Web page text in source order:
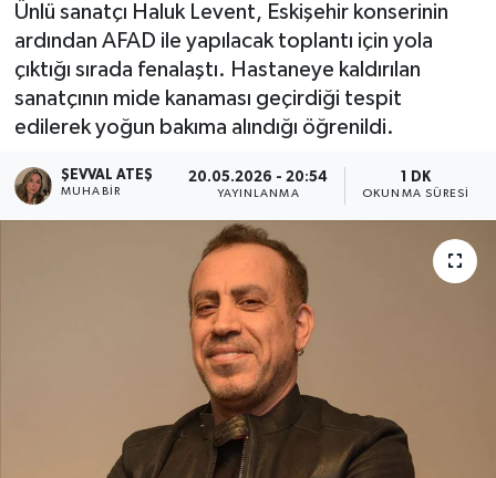
Ünlü sanatçı Haluk Levent, Eskişehir konserinin
ardından AFAD ile yapılacak toplantı için yola
çıktığı sırada fenalaştı. Hastaneye kaldırılan
sanatçının mide kanaması geçirdiği tespit
edilerek yoğun bakıma alındığı öğrenildi.
ŞEVVAL ATEŞ
MUHABIR
20.05.2026 - 20:54
YAYINLANMA
1 DK
OKUNMA SÜRESI
Dünya
Eğitim
Son Dakika Haberleri
Haber Arşivi